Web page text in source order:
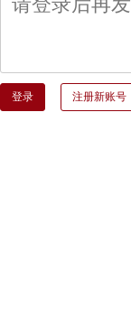
登录 注册新账号